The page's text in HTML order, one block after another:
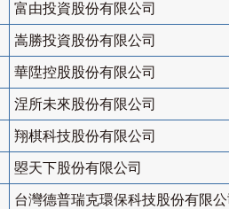
富由投資股份有限公司
嵩勝投資股份有限公司
華陞控股股份有限公司
涅所未來股份有限公司
翔棋科技股份有限公司
曌天下股份有限公司
台灣德普瑞克環保科技股份有限公